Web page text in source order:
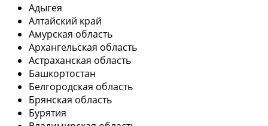
Адыгея
Алтайский край
Амурская область
Архангельская область
Астраханская область
Башкортостан
Белгородская область
Брянская область
Бурятия